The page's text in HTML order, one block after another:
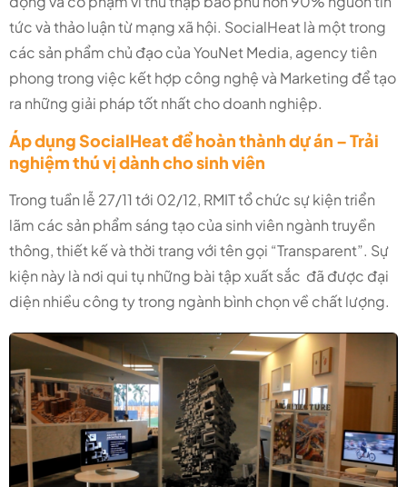
tức và thảo luận từ mạng xã hội. SocialHeat là một trong
các sản phẩm chủ đạo của YouNet Media, agency tiên
phong trong việc kết hợp công nghệ và Marketing để tạo
ra những giải pháp tốt nhất cho doanh nghiệp.
Áp dụng SocialHeat để hoàn thành dự án – Trải
nghiệm thú vị dành cho sinh viên
Trong tuần lễ 27/11 tới 02/12, RMIT tổ chức sự kiện triển
lãm các sản phẩm sáng tạo của sinh viên ngành truyền
thông, thiết kế và thời trang với tên gọi “Transparent”. Sự
kiện này là nơi qui tụ những bài tập xuất sắc đã được đại
diện nhiều công ty trong ngành bình chọn về chất lượng.